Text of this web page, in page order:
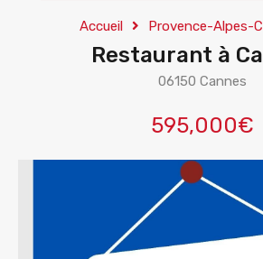
Accueil Provence-Alpes-
Restaurant à
06150 Cannes
595,000€